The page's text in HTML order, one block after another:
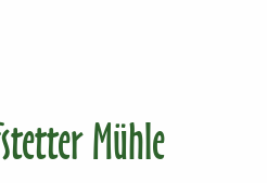
Mühle